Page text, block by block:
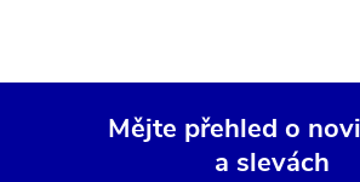
Mějte přehled o
a slevách